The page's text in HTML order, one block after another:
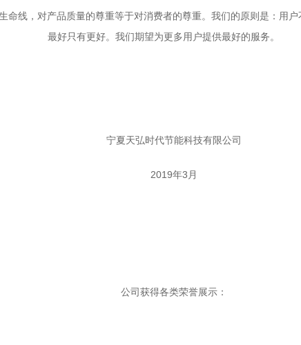
命线，对产品质量的尊重等于对消费者的尊重。我们的原则是：用
最好只有更好。我们期望为更多用户提供最好的服务。
宁夏天弘时代节能科技有限公司
2019年3 月
公司获得各类荣誉展示：